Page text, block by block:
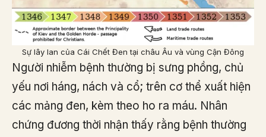
Sự lây lan của Cái Chết Đen tại châu Âu và vùng Cận Đông
Người nhiễm bệnh thường bị sưng phồng, chủ
yếu nơi háng, nách và cổ; trên cơ thể xuất hiện
các mảng đen, kèm theo ho ra máu. Nhân
chứng đương thời nhận thấy rằng bệnh thường